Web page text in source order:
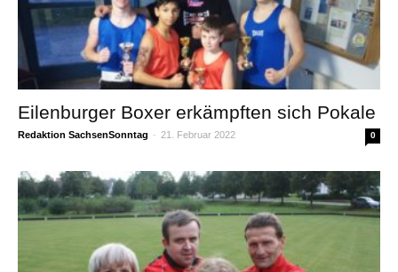
Eilenburger Boxer erkämpften sich Pokale
Redaktion SachsenSonntag - 21. Februar 2022 0